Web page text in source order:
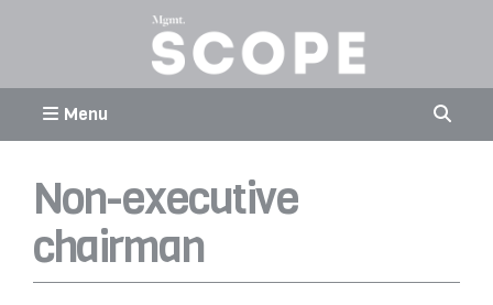
Menu
Non-executive
chairman